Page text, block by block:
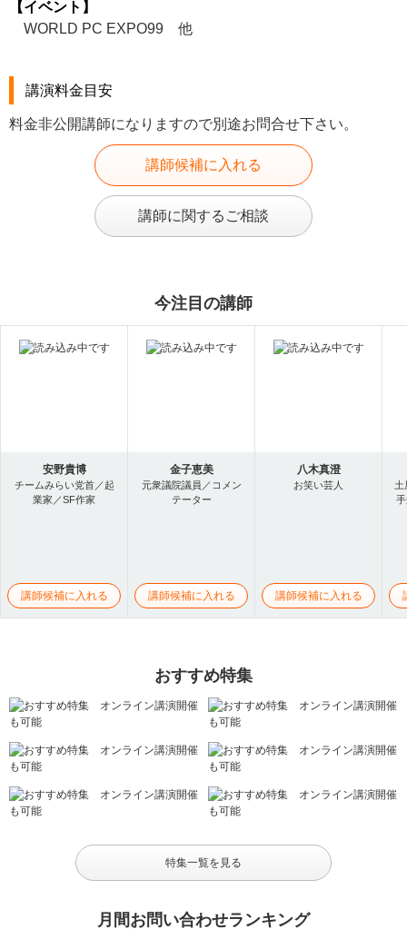
【イベント】
WORLD PC EXPO99 他
講演料金目安
料金非公開講師になりますので別途お問合せ下さい。
講師候補に入れる
講師に関するご相談
今注目の講師
安野貴博
チームみらい党首／起
業家／SF作家
講師候補に入れる
金子恵美
元衆議院議員／コメン
テーター
講師候補に入れる
八木真澄
お笑い芸人
講師候補に入れる
土
おすすめ特集
特集一覧を見る
月間お問い合わせランキング